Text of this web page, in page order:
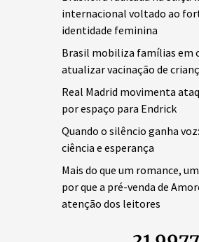
internacional voltado ao
identidade feminina
Brasil mobiliza famílias em
atualizar vacinação de
Real Madrid movimenta
por espaço para Endrick
Quando o silêncio ganha
ciência e esperança
Mais do que um romance,
por que a pré-venda de
atenção dos leitores